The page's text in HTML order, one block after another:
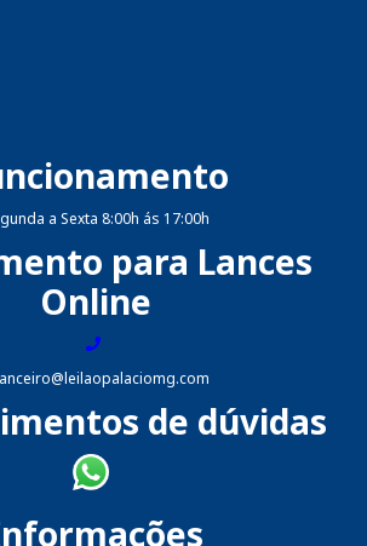
a Sexta 8:00h ás 17:00h
para Lances
Online
de dúvidas